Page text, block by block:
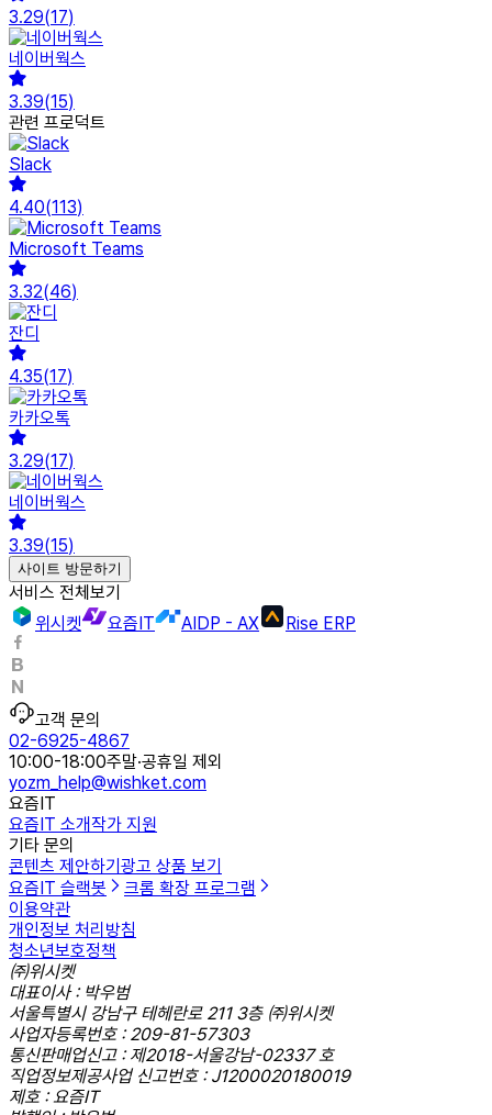
3.29(17)
네이버웍스
3.39(15)
관련 프로덕트
Slack
4.40(113)
Microsoft Teams
3.32(46)
잔디
4.35(17)
카카오톡
3.29(17)
네이버웍스
3.39(15)
사이트 방문하기
서비스 전체보기
위시켓
요즘IT AIDP - AX Rise ERP
고객 문의
02-6925-4867
10:00-18:00주말·공휴일 제외
yozm_help@wishket.com
요즘IT
요즘IT 소개작가 지원
기타 문의
콘텐츠 제안하기광고 상품 보기
요즘IT 슬랙봇
크롬 확장 프로그램
이용약관
개인정보 처리방침
청소년보호정책
㈜위시켓
대표이사 : 박우범
서울특별시 강남구 테헤란로 211 3층 ㈜위시켓
사업자등록번호 : 209-81-57303
통신판매업신고 : 제2018-서울강남-02337 호
직업정보제공사업 신고번호 : J1200020180019
제호 : 요즘IT